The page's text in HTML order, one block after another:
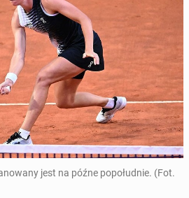
jest na późne popołudnie. (Fot.